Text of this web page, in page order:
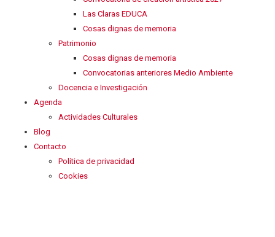
Las Claras EDUCA
Cosas dignas de memoria
Patrimonio
Cosas dignas de memoria
Convocatorias anteriores Medio Ambiente
Docencia e Investigación
Agenda
Actividades Culturales
Blog
Contacto
Política de privacidad
Cookies